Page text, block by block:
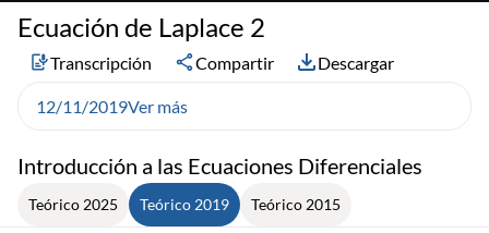
Introducción a las Ecuaciones Diferenciales
Teórico 2025 Teórico 2019 Teórico 2015
Ecuación de Laplace 2
Transcripción Compartir Descargar
12/11/2019Ver más